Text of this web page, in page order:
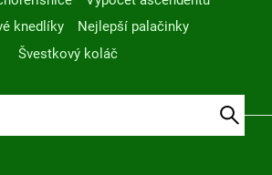
knedlíky
Nejlepší palačinky
Švestkový koláč